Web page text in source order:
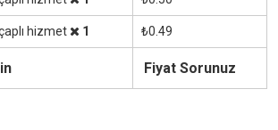
hizmet 1 ₺0.49
Fiyat Sorunuz